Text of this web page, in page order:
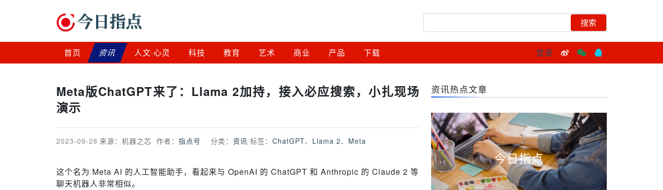
首页 资讯 人文·心灵 科技 教育 艺术 商业 产品 下载 登录
Meta版ChatGPT来了：Llama 2加持，接入必应搜索，小扎现场
演示
2023-09-28 来源：机器之芯 作者： 指点号 分类： 资讯 标签： ChatGPT、 Llama 2、 Meta
这个名为 Meta AI 的人工智能助手，看起来与 OpenAI 的 ChatGPT 和 Anthropic 的 Claude 2 等
聊天机器人非常相似。
资讯热点文章
今日指点